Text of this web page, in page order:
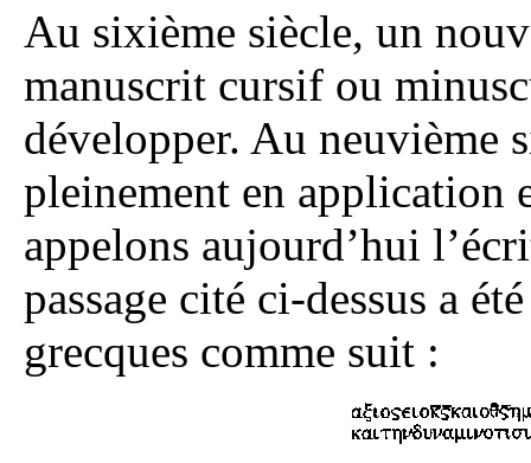
Au sixième siècle, un
manuscrit cursif ou
développer. Au neuvième
pleinement en application
appelons aujourd’hui
passage cité ci-dessus a
grecques comme suit :